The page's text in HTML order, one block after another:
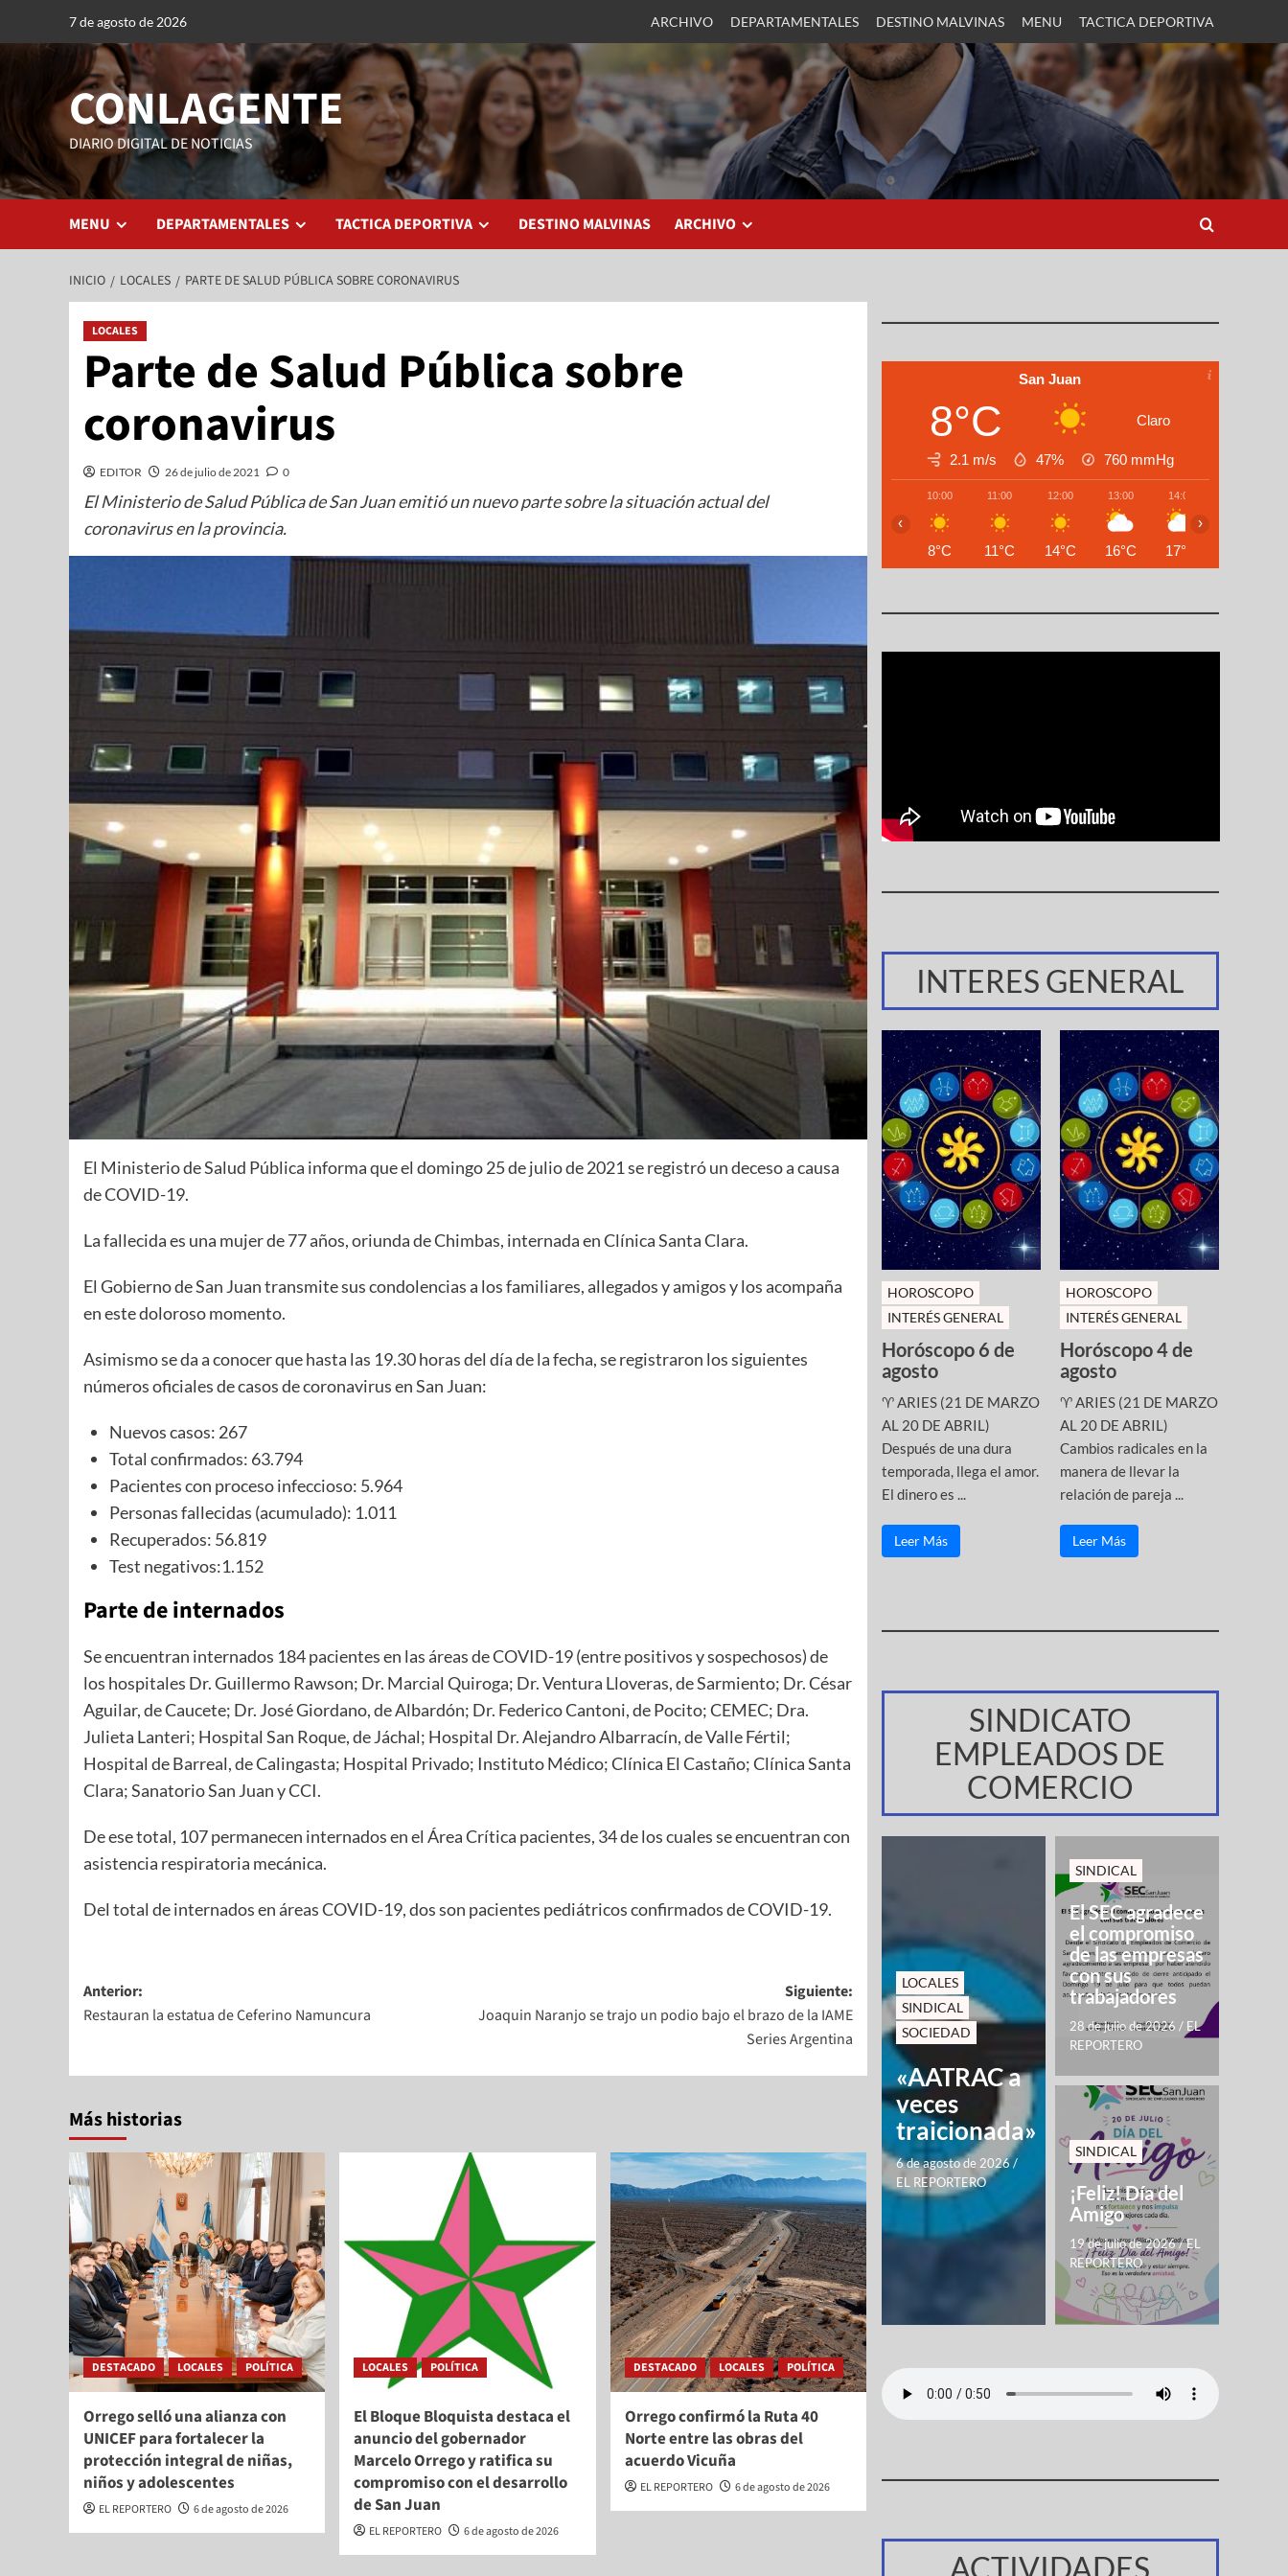
7 de agosto de 2026 ARCHIVO DEPARTAMENTALES DESTINO MALVINAS MENU TACTICA DEPORTIVA
CONLAGENTE
DIARIO DIGITAL DE NOTICIAS
MENU DEPARTAMENTALES TACTICA DEPORTIVA DESTINO MALVINAS ARCHIVO
INICIO LOCALES PARTE DE SALUD PÚBLICA SOBRE CORONAVIRUS
LOCALES
Parte de Salud Pública sobre
coronavirus
EDITOR 26 de julio de 2021 0
El Ministerio de Salud Pública de San Juan emitió un nuevo parte sobre la situación actual del
coronavirus en la provincia.
El Ministerio de Salud Pública informa que el domingo 25 de julio de 2021 se registró un deceso a causa
de COVID-19.
La fallecida es una mujer de 77 años, oriunda de Chimbas, internada en Clínica Santa Clara.
El Gobierno de San Juan transmite sus condolencias a los familiares, allegados y amigos y los acompaña
en este doloroso momento.
Asimismo se da a conocer que hasta las 19.30 horas del día de la fecha, se registraron los siguientes
números oficiales de casos de coronavirus en San Juan:
Nuevos casos: 267
Total confirmados: 63.794
Pacientes con proceso infeccioso: 5.964
Personas fallecidas (acumulado): 1.011
Recuperados: 56.819
Test negativos:1.152
Parte de internados
Se encuentran internados 184 pacientes en las áreas de COVID-19 (entre positivos y sospechosos) de
los hospitales Dr. Guillermo Rawson; Dr. Marcial Quiroga; Dr. Ventura Lloveras, de Sarmiento; Dr. César
Aguilar, de Caucete; Dr. José Giordano, de Albardón; Dr. Federico Cantoni, de Pocito; CEMEC; Dra.
Julieta Lanteri; Hospital San Roque, de Jáchal; Hospital Dr. Alejandro Albarracín, de Valle Fértil;
Hospital de Barreal, de Calingasta; Hospital Privado; Instituto Médico; Clínica El Castaño; Clínica Santa
Clara; Sanatorio San Juan y CCI.
De ese total, 107 permanecen internados en el Área Crítica pacientes, 34 de los cuales se encuentran con
asistencia respiratoria mecánica.
Del total de internados en áreas COVID-19, dos son pacientes pediátricos confirmados de COVID-19.
Anterior:
Restauran la estatua de Ceferino Namuncura
Siguiente:
Joaquin Naranjo se trajo un podio bajo el brazo de la IAME
Series Argentina
Más historias
DESTACADO LOCALES POLÍTICA
Orrego selló una alianza con
UNICEF para fortalecer la
protección integral de niñas,
niños y adolescentes
EL REPORTERO 6 de agosto de 2026
LOCALES POLÍTICA
El Bloque Bloquista destaca el
anuncio del gobernador
Marcelo Orrego y ratifica su
compromiso con el desarrollo
de San Juan
EL REPORTERO 6 de agosto de 2026
DESTACADO LOCALES POLÍTICA
Orrego confirmó la Ruta 40
Norte entre las obras del
acuerdo Vicuña
EL REPORTERO 6 de agosto de 2026
San Juan
8°C Claro
2.1 m/s 47% 760 mmHg
10:00
8°C
11:00
11°C
12:00
14°C
13:00
16°C
14:00
17°C
‹ ›
INTERES GENERAL
HOROSCOPO
INTERÉS GENERAL
Horóscopo 6 de
agosto
♈ ARIES (21 DE MARZO
AL 20 DE ABRIL)
Después de una dura
temporada, llega el amor.
El dinero es ...
Leer Más
HOROSCOPO
INTERÉS GENERAL
Horóscopo 4 de
agosto
♈ ARIES (21 DE MARZO
AL 20 DE ABRIL)
Cambios radicales en la
manera de llevar la
relación de pareja ...
Leer Más
SINDICATO
EMPLEADOS DE
COMERCIO
LOCALES
SINDICAL
SOCIEDAD
«AATRAC a
veces
traicionada»
6 de agosto de 2026/
EL REPORTERO
SINDICAL
El SEC agradece
el compromiso
de las empresas
con sus
trabajadores
28 de julio de 2026 / EL
REPORTERO
SINDICAL
¡Feliz! Día del
Amigo
19 de julio de 2026/EL
REPORTERO
ACTIVIDADES